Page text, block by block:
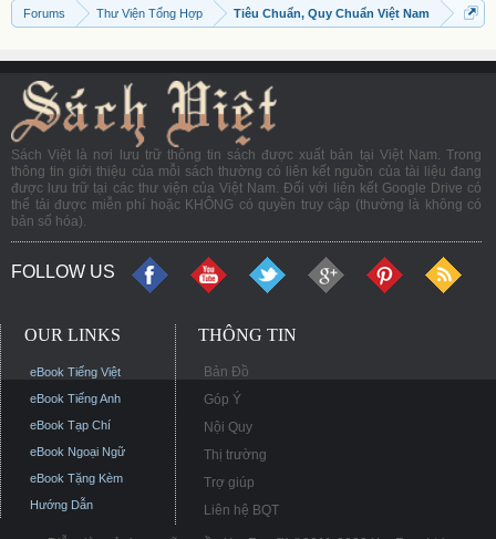
Forums Thư Viện Tổng Hợp Tiêu Chuẩn, Quy Chuẩn Việt Nam
Sách Việt là nơi lưu trữ thông tin sách được xuất bản tại Việt Nam. Trong
thông tin giới thiệu của mỗi sách thường có liên kết nguồn của tài liệu đang
được lưu trữ tại các thư viện của Việt Nam. Đối với liên kết Google Drive có
thể tải được miễn phí hoặc KHÔNG có quyền truy cập (thường là không có
bản số hóa).
FOLLOW US
OUR LINKS
eBook Tiếng Việt
eBook Tiếng Anh
eBook Tạp Chí
eBook Ngoại Ngữ
eBook Tặng Kèm
Hướng Dẫn
THÔNG TIN
Bản Đồ
Góp Ý
Nội Quy
Thị trường
Trợ giúp
Liên hệ BQT